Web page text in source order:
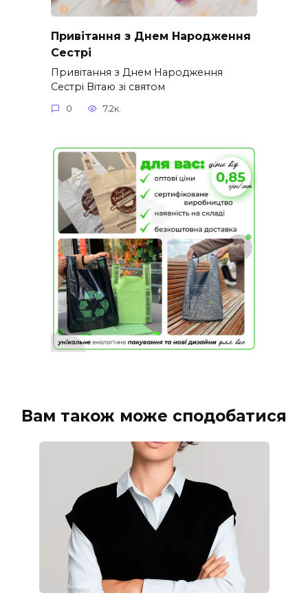
Привітання з Днем Народження
Сестрі
Привітання з Днем Народження
Сестрі Вітаю зі святом
0 7.2к.
Вам також може сподобатися